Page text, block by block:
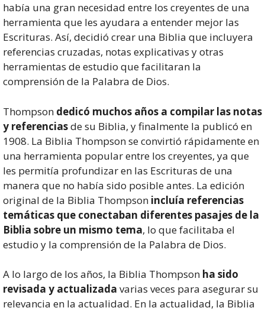
había una gran necesidad entre los creyentes de una
herramienta que les ayudara a entender mejor las
Escrituras. Así, decidió crear una Biblia que incluyera
referencias cruzadas, notas explicativas y otras
herramientas de estudio que facilitaran la
comprensión de la Palabra de Dios.
Thompson dedicó muchos años a compilar las notas
y referenciasde su Biblia, y finalmente la publicó en
1908. La Biblia Thompson se convirtió rápidamente en
una herramienta popular entre los creyentes, ya que
les permitía profundizar en las Escrituras de una
manera que no había sido posible antes. La edición
original de la Biblia Thompson incluía referencias
temáticas que conectaban diferentes pasajes de la
Biblia sobre un mismo tema, lo que facilitaba el
estudio y la comprensión de la Palabra de Dios.
A lo largo de los años, la Biblia Thompson ha sido
revisada y actualizada varias veces para asegurar su
relevancia en la actualidad. En la actualidad, la Biblia